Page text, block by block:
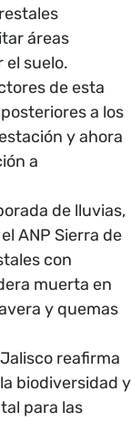
áreas
suelo.
de esta
a los
y ahora
a
de lluvias,
ANP Sierra de
con
muerta en
y quemas
reafirma
biodiversidad y
para las